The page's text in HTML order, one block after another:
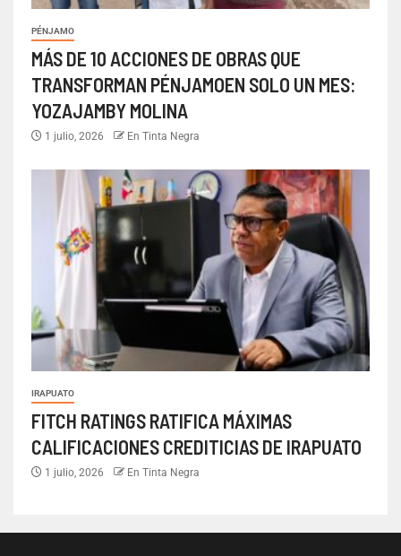
PÉNJAMO
MÁS DE 10 ACCIONES DE OBRAS QUE
TRANSFORMAN PÉNJAMOEN SOLO UN MES:
YOZAJAMBY MOLINA
1 julio, 2026 En Tinta Negra
IRAPUATO
FITCH RATINGS RATIFICA MÁXIMAS
CALIFICACIONES CREDITICIAS DE IRAPUATO
1 julio, 2026 En Tinta Negra